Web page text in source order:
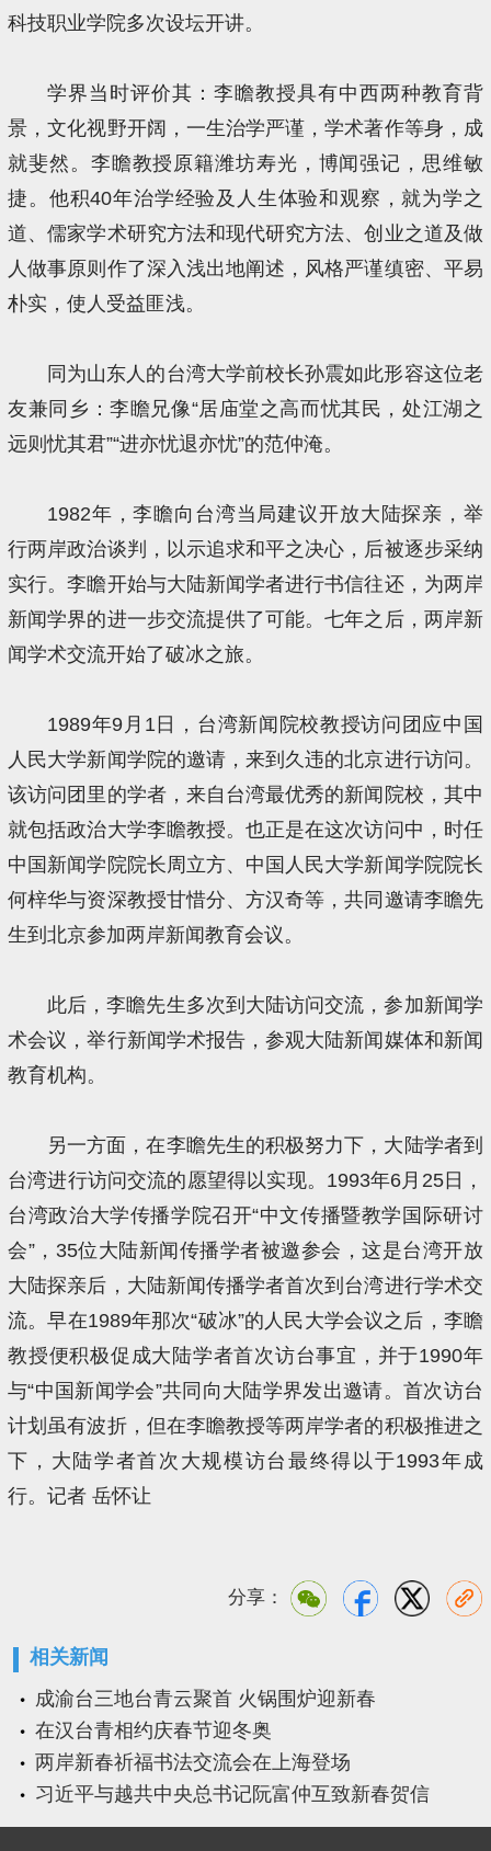
科技职业学院多次设坛开讲。
学界当时评价其：李瞻教授具有中西两种教育背
景，文化视野开阔，一生治学严谨，学术著作等身，成
就斐然。李瞻教授原籍潍坊寿光，博闻强记，思维敏
捷。他积40年治学经验及人生体验和观察，就为学之
道、儒家学术研究方法和现代研究方法、创业之道及做
人做事原则作了深入浅出地阐述，风格严谨缜密、平易
朴实，使人受益匪浅。
同为山东人的台湾大学前校长孙震如此形容这位老
友兼同乡：李瞻兄像“居庙堂之高而忧其民，处江湖之
远则忧其君”“进亦忧退亦忧”的范仲淹。
1982年，李瞻向台湾当局建议开放大陆探亲，举
行两岸政治谈判，以示追求和平之决心，后被逐步采纳
实行。李瞻开始与大陆新闻学者进行书信往还，为两岸
新闻学界的进一步交流提供了可能。七年之后，两岸新
闻学术交流开始了破冰之旅。
1989年9月1日，台湾新闻院校教授访问团应中国
人民大学新闻学院的邀请，来到久违的北京进行访问。
该访问团里的学者，来自台湾最优秀的新闻院校，其中
就包括政治大学李瞻教授。也正是在这次访问中，时任
中国新闻学院院长周立方、中国人民大学新闻学院院长
何梓华与资深教授甘惜分、方汉奇等，共同邀请李瞻先
生到北京参加两岸新闻教育会议。
此后，李瞻先生多次到大陆访问交流，参加新闻学
术会议，举行新闻学术报告，参观大陆新闻媒体和新闻
教育机构。
另一方面，在李瞻先生的积极努力下，大陆学者到
台湾进行访问交流的愿望得以实现。1993年6月25日，
台湾政治大学传播学院召开“中文传播暨教学国际研讨
会”，35位大陆新闻传播学者被邀参会，这是台湾开放
大陆探亲后，大陆新闻传播学者首次到台湾进行学术交
流。早在1989年那次“破冰”的人民大学会议之后，李瞻
教授便积极促成大陆学者首次访台事宜，并于1990年
与“中国新闻学会”共同向大陆学界发出邀请。首次访台
计划虽有波折，但在李瞻教授等两岸学者的积极推进之
下，大陆学者首次大规模访台最终得以于1993年成
行。记者 岳怀让
分享：
相关新闻
成渝台三地台青云聚首 火锅围炉迎新春
在汉台青相约庆春节迎冬奥
两岸新春祈福书法交流会在上海登场
习近平与越共中央总书记阮富仲互致新春贺信